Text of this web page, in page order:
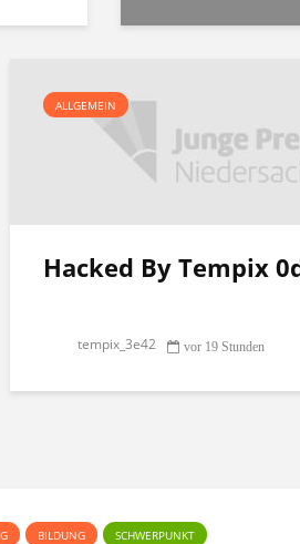
ALLGEMEIN
Hacked By Tempix
tempix_3e42 vor 19 Stunden
BILDUNG SCHWERPUNKT